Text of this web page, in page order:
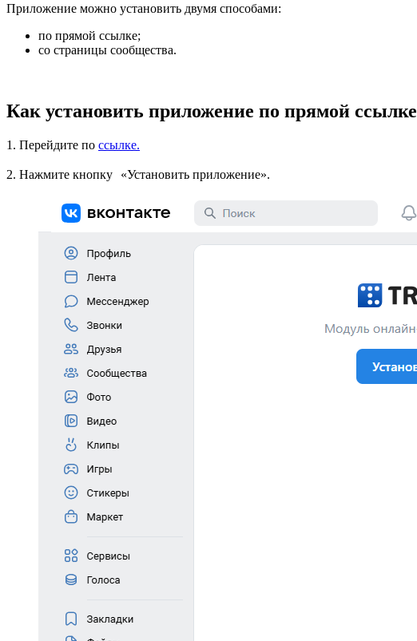
Приложение можно установить двумя способами:
по прямой ссылке;
со страницы сообщества.
Как установить приложение по прямой ссылке
1. Перейдите по ссылке.
2. Нажмите кнопку «Установить приложение».